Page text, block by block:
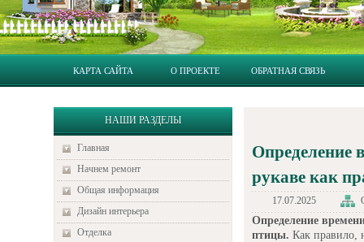
КАРТА САЙТА О ПРОЕКТЕ ОБРАТНАЯ СВЯЗЬ
НАШИ РАЗДЕЛЫ
Главная
Начнем ремонт
Общая информация
Дизайн интерьера
Отделка
Определение
рукаве как
17.07.2025
Определение
птицы. Как правило,